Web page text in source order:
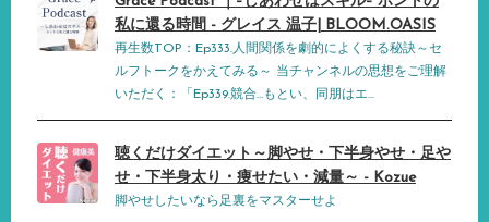
私に還る時間 - グレイス 温子| BLOOM.OASIS
再生数TOP：Ep333.人間関係を劇的によくする秘訣～セ
ルフトークをかえてみる～ 当チャンネルの思想をご理解
いただく：「Ep339.競合…もとい、同朋はエ...
聴くだけダイエット～脚やせ・下半身やせ・足や
せ・下半身太り・痩せたい・減量～ - Kozue
脚やせしたいなら足裏をマスターせよ